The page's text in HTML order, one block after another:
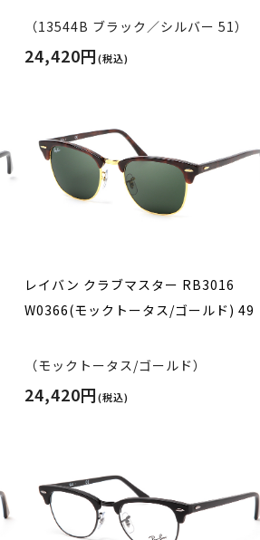
（13544B ブラック／シルバー 51）
24,420円(税込)
レイバン クラブマスター RB3016
W0366(モックトータス/ゴールド) 49
（モックトータス/ゴールド）
24,420円(税込)